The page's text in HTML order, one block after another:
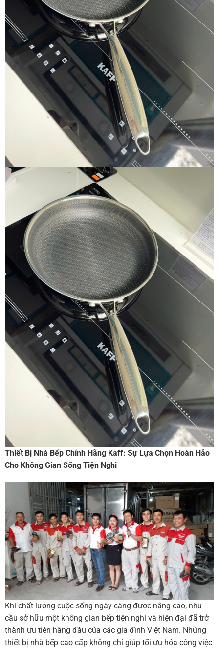
Thiết Bị Nhà Bếp Chính Hãng Kaff: Sự Lựa Chọn Hoàn Hảo
Cho Không Gian Sống Tiện Nghi
Khi chất lượng cuộc sống ngày càng được nâng cao, nhu
cầu sở hữu một không gian bếp tiện nghi và hiện đại đã trở
thành ưu tiên hàng đầu của các gia đình Việt Nam. Những
thiết bị nhà bếp cao cấp không chỉ giúp tối ưu hóa công việc